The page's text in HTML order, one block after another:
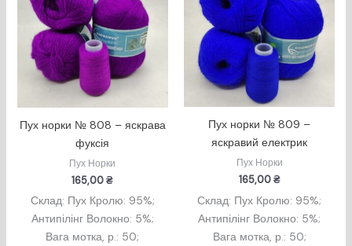
Пух норки № 808 – яскрава
фуксія
Пух Норки
165,00₴
Склад: Пух Кролю: 95%;
Антипілінг Волокно: 5%;
Вага мотка, р.: 50;
Пух норки № 809 –
яскравий електрик
Пух Норки
165,00₴
Склад: Пух Кролю: 95%;
Антипілінг Волокно: 5%;
Вага мотка, р.: 50;